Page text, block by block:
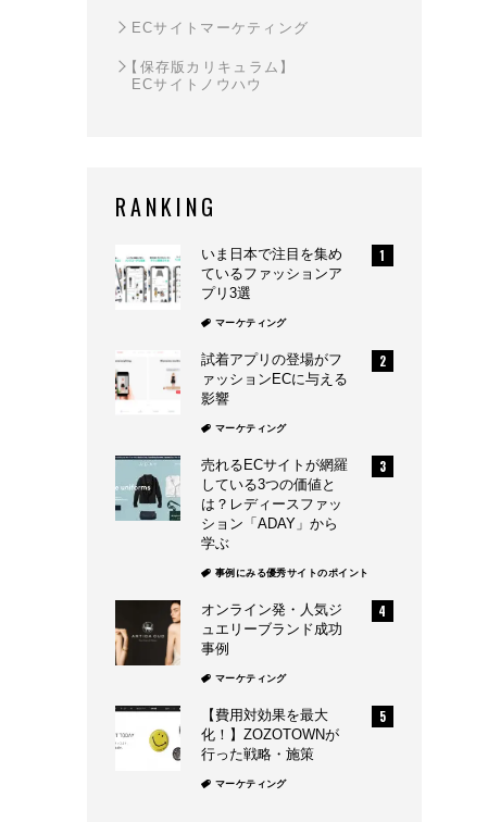
ECサイトマーケティング
【保存版カリキュラム】
ECサイトノウハウ
RANKING
いま日本で注目を集め
ているファッションア
プリ3選
マーケティング
試着アプリの登場がフ
ァッションECに与える
影響
マーケティング
売れるECサイトが網羅
している3つの価値と
は？レディースファッ
ション「ADAY」から
学ぶ
事例にみる優秀サイトのポイント
オンライン発・人気ジ
ュエリーブランド成功
事例
マーケティング
【費用対効果を最大
化！】ZOZOTOWNが
行った戦略・施策
マーケティング